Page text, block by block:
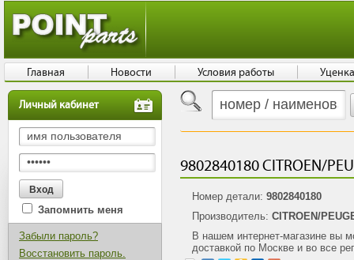
Личный кабинет
Запомнить меня
Забыли пароль?
Восстановить пароль.
9802840180 CITROEN/
Номер детали: 9802840180
Производитель: CITROEN/
В нашем интернет-магазине вы
доставкой по Москве и во все
Главная Новости Условия работы